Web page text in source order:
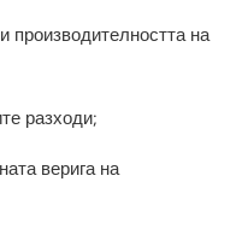
производителността на
разходи;
верига на